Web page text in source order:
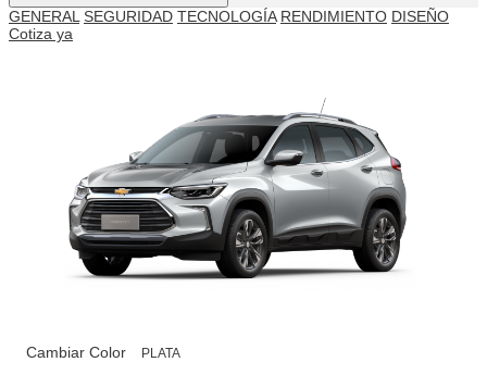
GENERAL SEGURIDAD TECNOLOGÍA RENDIMIENTO DISEÑO
Cotiza ya
Cambiar Color PLATA